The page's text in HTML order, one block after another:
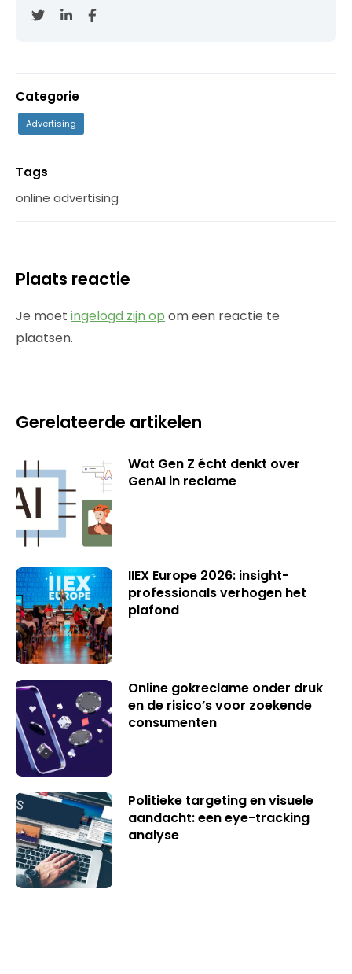
Categorie
Advertising
Tags
online advertising
Plaats reactie
Je moet ingelogd zijn op om een reactie te
plaatsen.
Gerelateerde artikelen
Wat Gen Z écht denkt over
GenAI in reclame
IIEX Europe 2026: insight-
professionals verhogen het
plafond
Online gokreclame onder druk
en de risico’s voor zoekende
consumenten
Politieke targeting en visuele
aandacht: een eye-tracking
analyse